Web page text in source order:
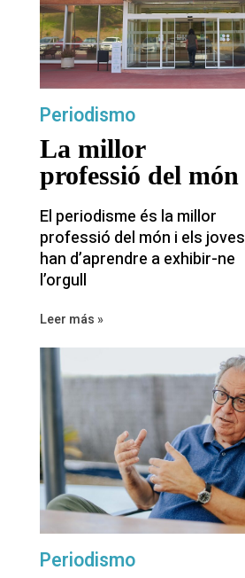
La millor
professió del món
Periodismo
El periodisme és la millor
professió del món i els joves
han d’aprendre a exhibir-ne
l’orgull
Leer más »
Periodismo